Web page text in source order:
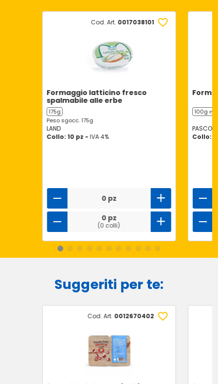
Cod. Art. 0017038101
Formaggio latticino fresco
spalmabile alle erbe
175g
Peso sgocc. 175g
LAND
Collo: 10 pz - IVA 4%
0 pz
0 pz
(0 colli)
100g ℮
PASCOLI
Collo:
Suggeriti per te:
Cod. Art. 0012670402